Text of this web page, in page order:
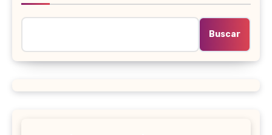
Buscar